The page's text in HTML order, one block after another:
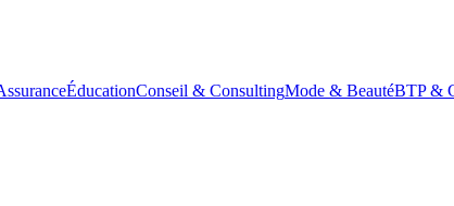
ÉducationConseil & ConsultingMode & BeautéBTP &